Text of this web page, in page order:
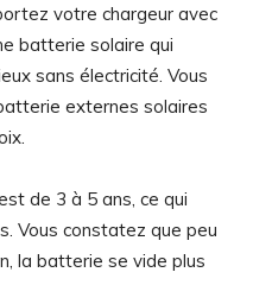
votre chargeur avec
batterie solaire qui
sans électricité. Vous
externes solaires
de 3 à 5 ans, ce qui
Vous constatez que peu
la batterie se vide plus